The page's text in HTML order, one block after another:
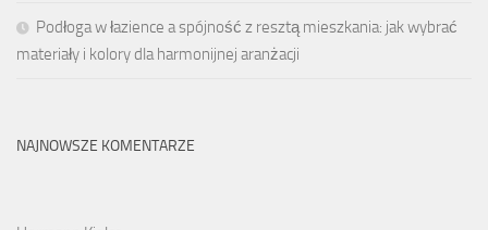
Podłoga w łazience a spójność z resztą mieszkania: jak wybrać
materiały i kolory dla harmonijnej aranżacji
NAJNOWSZE KOMENTARZE